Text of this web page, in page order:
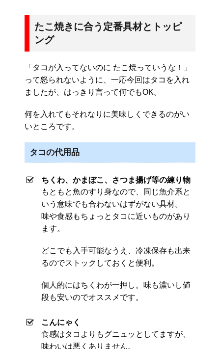
たこ焼きに合う定番具材とトッピ
ング
「タコが入ってないのに たこ焼っていうな！」
って怒られないように、一応今回はタコを入れ
ましたが、はっきり言って何でもOK。
何を入れてもそれなりに美味しくできるのがい
いところです。
タコの代用品
ちくわ、かまぼこ、さつま揚げ等の練り物
もともと魚のすり身なので、同じ魚介系と
いう意味でも合わないはずがない具材。
味や食感もちょっとタコに近いものがあり
ます。
どこでも入手可能なうえ、冷凍保存も出来
るのでストックしておくと便利。
個人的にはちくわが一押し。味も濃いし値
段も安いのでオススメです。
こんにゃく
食感はタコよりもグニュッとしてますが、
味わいは悪くありません。